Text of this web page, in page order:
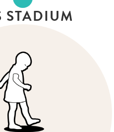
STADIUM